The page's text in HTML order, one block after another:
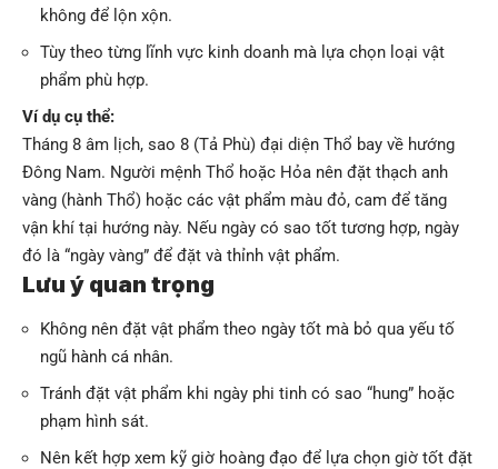
không để lộn xộn.
Tùy theo từng lĩnh vực kinh doanh mà lựa chọn loại vật
phẩm phù hợp.
Ví dụ cụ thể:
Tháng 8 âm lịch, sao 8 (Tả Phù) đại diện Thổ bay về hướng
Đông Nam. Người mệnh Thổ hoặc Hỏa nên đặt thạch anh
vàng (hành Thổ) hoặc các vật phẩm màu đỏ, cam để tăng
vận khí tại hướng này. Nếu ngày có sao tốt tương hợp, ngày
đó là “ngày vàng” để đặt và thỉnh vật phẩm.
Lưu ý quan trọng
Không nên đặt vật phẩm theo ngày tốt mà bỏ qua yếu tố
ngũ hành cá nhân.
Tránh đặt vật phẩm khi ngày phi tinh có sao “hung” hoặc
phạm hình sát.
Nên kết hợp xem kỹ giờ hoàng đạo để lựa chọn giờ tốt đặt